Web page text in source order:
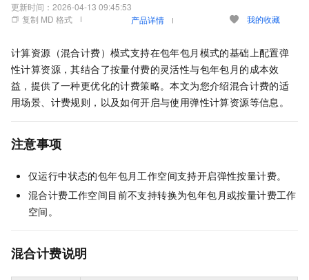
更新时间： 2026-04-13 09:45:53
复制 MD 格式
产品详情 我的收藏
计算资源（混合计费）模式支持在包年包月模式的基础上配置弹
性计算资源，其结合了按量付费的灵活性与包年包月的成本效
益，提供了一种更优化的计费策略。本文为您介绍混合计费的适
用场景、计费规则，以及如何开启与使用弹性计算资源等信息。
注意事项
仅运行中状态的包年包月工作空间支持开启弹性按量计费。
混合计费工作空间目前不支持转换为包年包月或按量计费工作
空间。
混合计费说明